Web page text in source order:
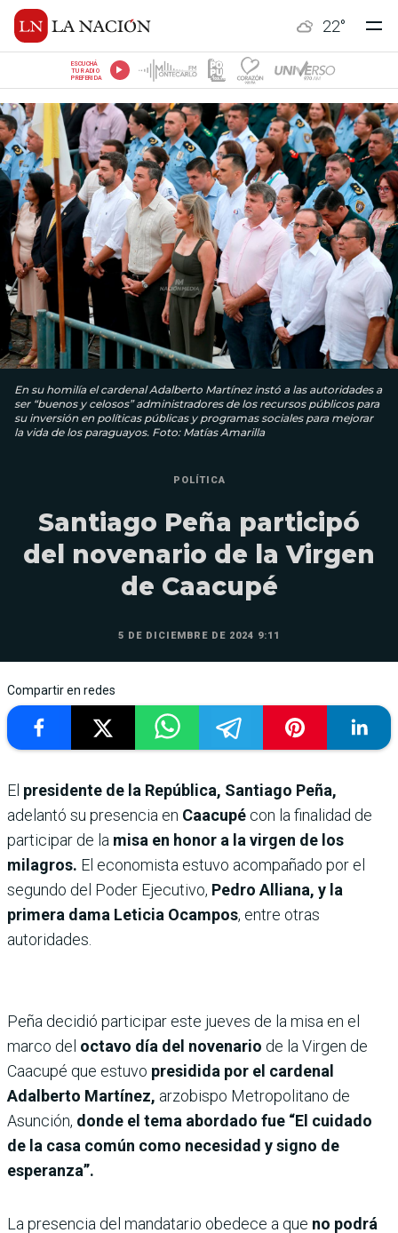
22°
ESCUCHÁ
TU RADIO
PREFERIDA
En su homilía el cardenal Adalberto Martínez instó a las autoridades a
ser “buenos y celosos” administradores de los recursos públicos para
su inversión en políticas públicas y programas sociales para mejorar
la vida de los paraguayos. Foto: Matías Amarilla
POLÍTICA
Santiago Peña participó
del novenario de la Virgen
de Caacupé
5 DE DICIEMBRE DE 2024 9:11
Compartir en redes
El presidente de la República, Santiago Peña,
adelantó su presencia en Caacupé con la finalidad de
participar de la misa en honor a la virgen de los
milagros. El economista estuvo acompañado por el
segundo del Poder Ejecutivo, Pedro Alliana, y la
primera dama Leticia Ocampos, entre otras
autoridades.
Peña decidió participar este jueves de la misa en el
marco del octavo día del novenario de la Virgen de
Caacupé que estuvo presidida por el cardenal
Adalberto Martínez, arzobispo Metropolitano de
Asunción, donde el tema abordado fue “El cuidado
de la casa común como necesidad y signo de
esperanza’’.
La presencia del mandatario obedece a que no podrá